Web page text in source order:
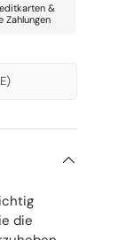
&
Zahlungen
die